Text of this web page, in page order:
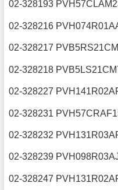
02-328193
02-328216
02-328217
02-328218
02-328227
02-328231
02-328232
02-328239
02-328247